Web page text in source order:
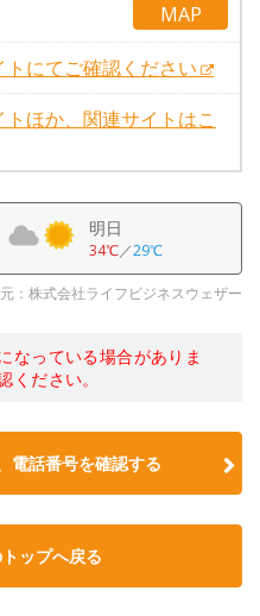
MAP
トにてご確認ください
トほか、関連サイトはこ
明日
34℃／29℃
：株式会社ライフビジネスウェザー
なっている場合がありま
ください。
電話番号を確認する
ップへ戻る